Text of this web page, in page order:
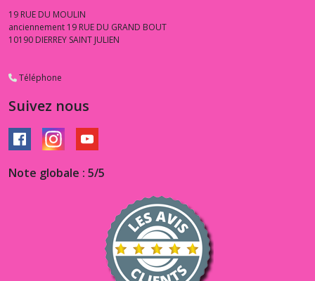
19 RUE DU MOULIN
anciennement 19 RUE DU GRAND BOUT
10190 DIERREY SAINT JULIEN
Téléphone
Suivez nous
Note globale : 5/5